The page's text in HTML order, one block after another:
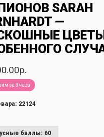
SARAH
—
за 3 часа
22124
баллы: 60